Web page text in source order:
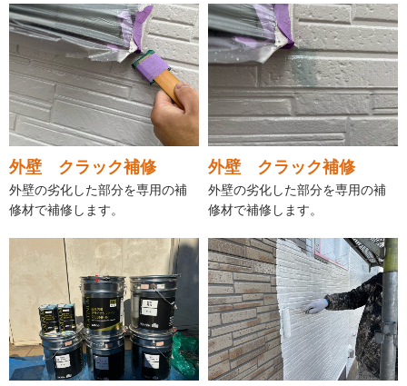
外壁 クラック補修
外壁の劣化した部分を専用の補
修材で補修します。
外壁 クラック補修
外壁の劣化した部分を専用の補
修材で補修します。